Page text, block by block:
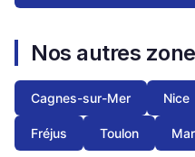
Nos autres
Cagnes-sur-Mer Nice
Fréjus Toulon